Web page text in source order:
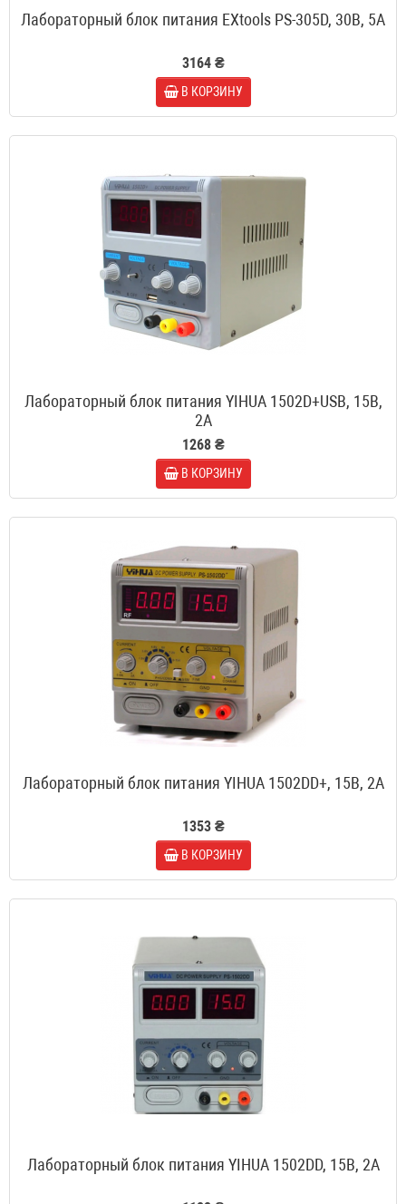
Лабораторный блок питания EXtools PS-305D, 30B, 5A
3164 ₴
В КОРЗИНУ
Лабораторный блок питания YIHUA 1502D+USB, 15B,
2A
1268 ₴
В КОРЗИНУ
Лабораторный блок питания YIHUA 1502DD+, 15B, 2A
1353 ₴
В КОРЗИНУ
Лабораторный блок питания YIHUA 1502DD, 15B, 2A